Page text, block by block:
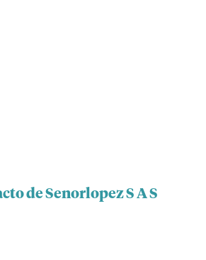
de Senorlopez S A S